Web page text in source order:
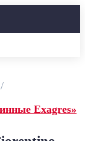
Exagres»